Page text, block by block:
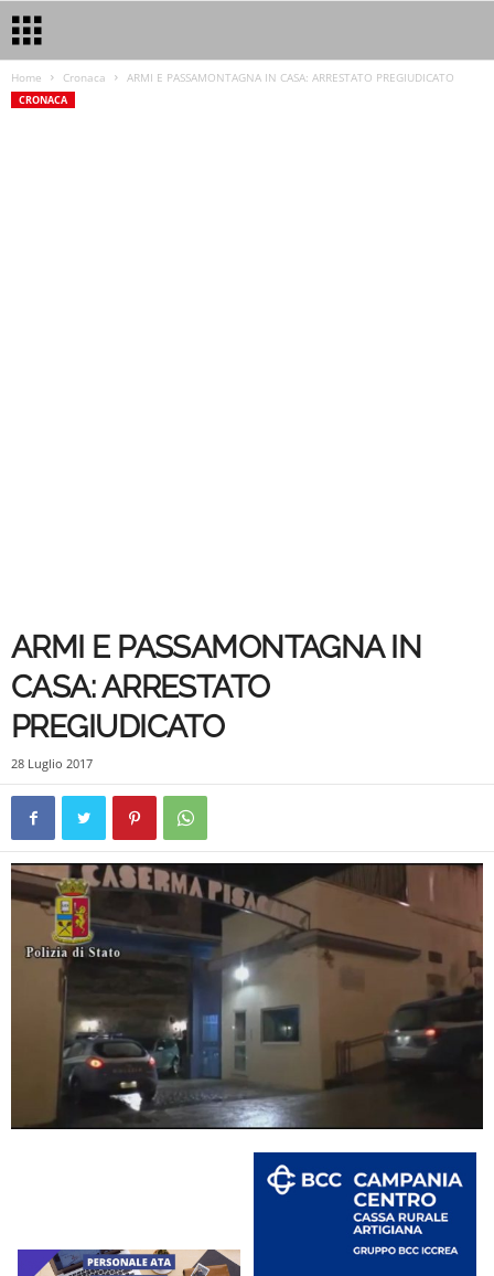
Home Cronaca ARMI E PASSAMONTAGNA IN CASA: ARRESTATO PREGIUDICATO
CRONACA
ARMI E PASSAMONTAGNA IN
CASA: ARRESTATO
PREGIUDICATO
28 Luglio 2017